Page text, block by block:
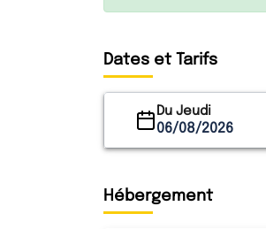
Dates et Tarifs
Du Jeudi
06/08/2026
Hébergement